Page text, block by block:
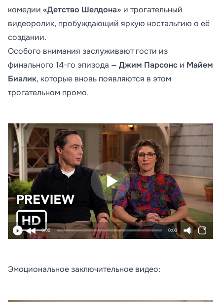
комедии «Детство Шелдона» и трогательный
видеоролик, пробуждающий яркую ностальгию о её
создании.
Особого внимания заслуживают гости из
финального 14-го эпизода — Джим Парсонс и Майем
Биалик, которые вновь появляются в этом
трогательном промо.
0:00 0:00
Эмоциональное заключительное видео: